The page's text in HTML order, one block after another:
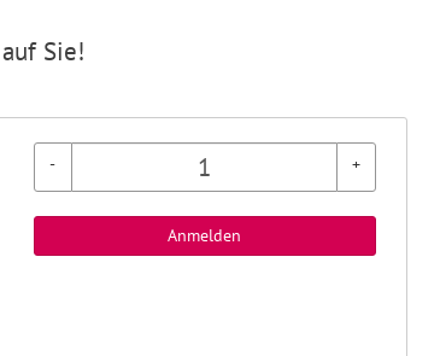
Sie!
- +
Anmelden